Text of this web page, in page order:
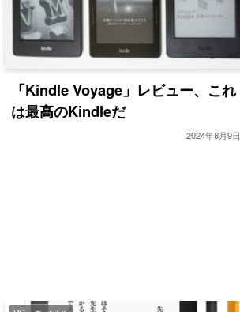
「Kindle Voyage」レビュー、これ
は最高のKindleだ
2024年8月9日